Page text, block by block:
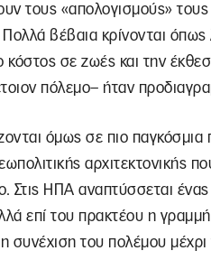
τους «απολογισμούς» τους
Πολλά βέβαια κρίνονται όπως
σε ζωές και την
πόλεμο– ήταν
όμως σε πιο
αρχιτεκτονικής
Στις ΗΠΑ αναπτύσσεται ένας
επί του πρακτέου η γραμμή
συνέχιση του πολέμου